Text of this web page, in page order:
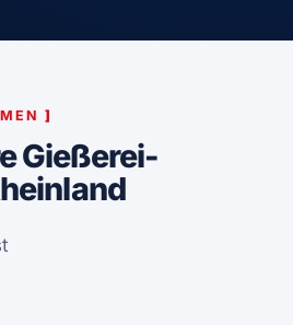
]
Gießerei-